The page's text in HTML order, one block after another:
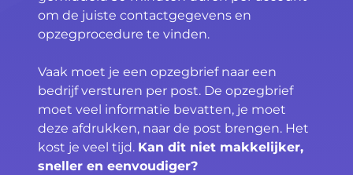
om de juiste contactgegevens en
opzegprocedure te vinden.
Vaak moet je een opzegbrief naar een
bedrijf versturen per post. De opzegbrief
moet veel informatie bevatten, je moet
deze afdrukken, naar de post brengen. Het
kost je veel tijd. Kan dit niet makkelijker,
sneller en eenvoudiger?